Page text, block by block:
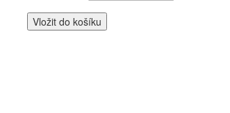
Vložit do košíku